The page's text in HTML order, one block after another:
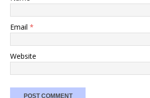
Email *
Website